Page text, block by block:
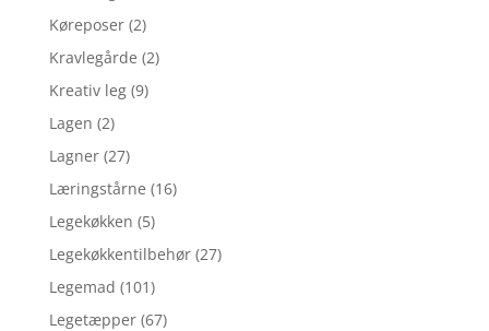
Køreposer (2)
Kravlegårde (2)
Kreativ leg (9)
Lagen (2)
Lagner (27)
Læringstårne (16)
Legekøkken (5)
Legekøkkentilbehør (27)
Legemad (101)
Legetæpper (67)